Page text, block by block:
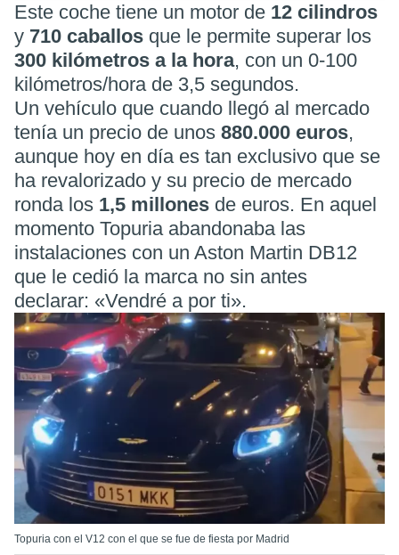
Este coche tiene un motor de 12 cilindros
y 710 caballos que le permite superar los
300 kilómetros a la hora, con un 0-100
kilómetros/hora de 3,5 segundos.
Un vehículo que cuando llegó al mercado
tenía un precio de unos 880.000 euros,
aunque hoy en día es tan exclusivo que se
ha revalorizado y su precio de mercado
ronda los 1,5 millones de euros. En aquel
momento Topuria abandonaba las
instalaciones con un Aston Martin DB12
que le cedió la marca no sin antes
declarar: «Vendré a por ti».
Topuria con el V12 con el que se fue de fiesta por Madrid